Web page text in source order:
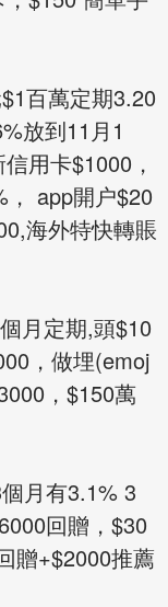
百萬定期3.20
放到11月1
用卡$1000，
app開户$20
海外特快轉賬
月定期,頭$10
，做埋(emoj
，$150萬
月有3.1% 3
回贈，$30
贈+$2000推薦